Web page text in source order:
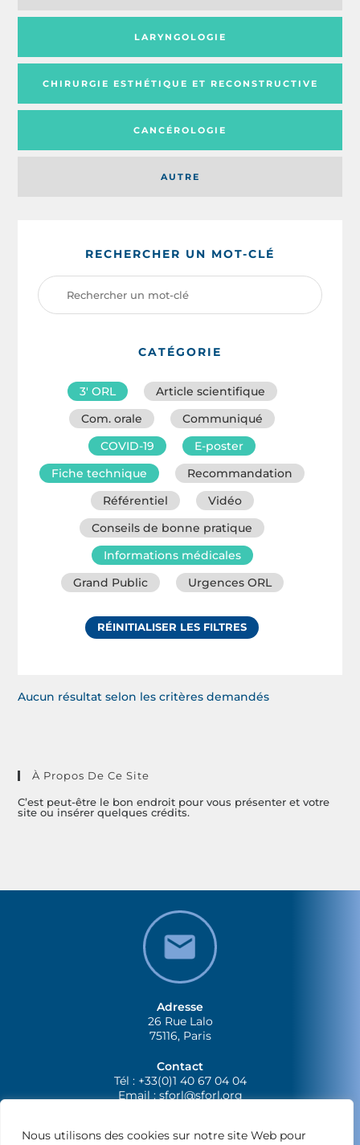
Nous utilisons des cookies sur notre site Web pour
AUTRE
LARYNGOLOGIE
CHIRURGIE ESTHÉTIQUE ET RECONSTRUCTIVE
CANCÉROLOGIE
RECHERCHER UN MOT-CLÉ
CATÉGORIE
3′ ORL
Article scientifique
Com. orale
Communiqué
COVID-19
E-poster
Fiche technique
Recommandation
Référentiel
Vidéo
Conseils de bonne pratique
Informations médicales
Grand Public
Urgences ORL
RÉINITIALISER LES FILTRES
Aucun résultat selon les critères demandés
À Propos De Ce Site
C’est peut-être le bon endroit pour vous présenter et votre
site ou insérer quelques crédits.
Adresse
26 Rue Lalo
75116, Paris
Contact
Tél : +33(0)1 40 67 04 04
Email :sforl@sforl.org